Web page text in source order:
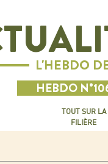
L'HEBDO
HEBDO
TOUT SUR LA
FILIÈRE